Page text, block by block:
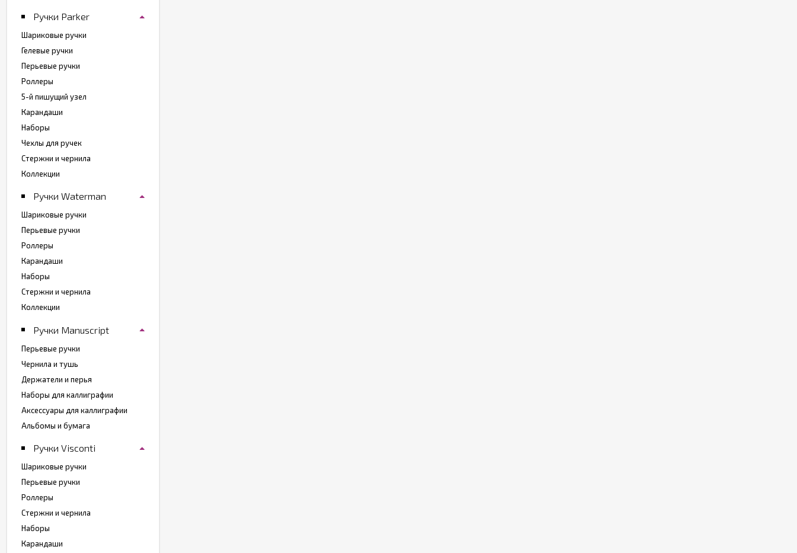
Ручки Parker
Шариковые ручки
Гелевые ручки
Перьевые ручки
Роллеры
5-й пишущий узел
Карандаши
Наборы
Чехлы для ручек
Стержни и чернила
Коллекции
Ручки Waterman
Шариковые ручки
Перьевые ручки
Роллеры
Карандаши
Наборы
Стержни и чернила
Коллекции
Ручки Manuscript
Перьевые ручки
Чернила и тушь
Держатели и перья
Наборы для каллиграфии
Аксессуары для каллиграфии
Альбомы и бумага
Ручки Visconti
Шариковые ручки
Перьевые ручки
Роллеры
Стержни и чернила
Наборы
Карандаши